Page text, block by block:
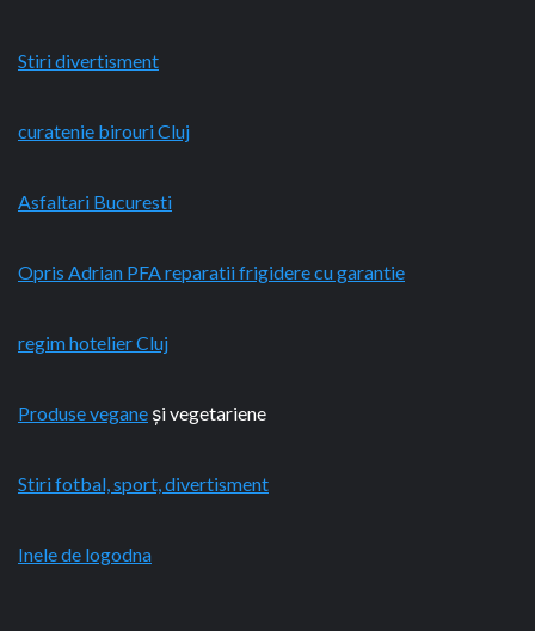
Stiri divertisment
curatenie birouri Cluj
Asfaltari Bucuresti
Opris Adrian PFA reparatii frigidere cu garantie
regim hotelier Cluj
Produse vegane și vegetariene
Stiri fotbal, sport, divertisment
Inele de logodna